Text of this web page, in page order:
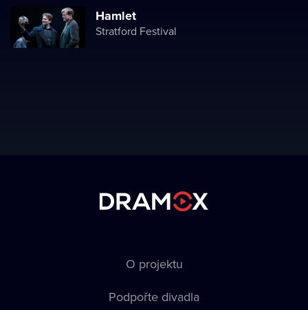
Hamlet
Stratford Festival
O projektu
Podpořte divadla